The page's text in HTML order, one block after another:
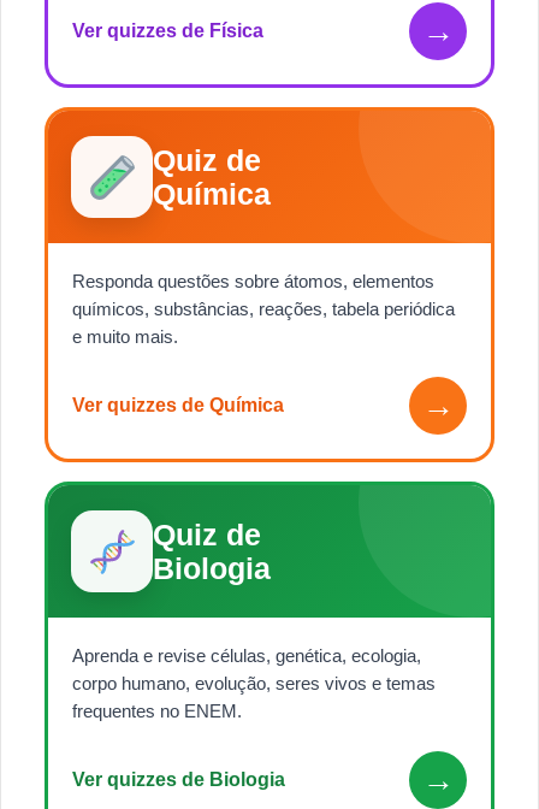
Ver quizzes de Física →
Quiz de
Química
Responda questões sobre átomos, elementos
químicos, substâncias, reações, tabela periódica
e muito mais.
Ver quizzes de Química →
Quiz de
Biologia
Aprenda e revise células, genética, ecologia,
corpo humano, evolução, seres vivos e temas
frequentes no ENEM.
Ver quizzes de Biologia →